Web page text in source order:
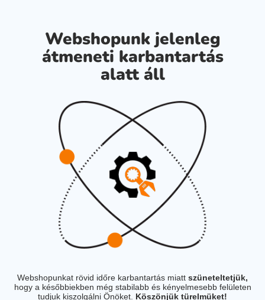
Webshopunk jelenleg
átmeneti karbantartás
alatt áll
Webshopunkat rövid időre karbantartás miatt szüneteltetjük,
hogy a későbbiekben még stabilabb és kényelmesebb felületen
tudjuk kiszolgálni Önöket. Köszönjük türelmüket!